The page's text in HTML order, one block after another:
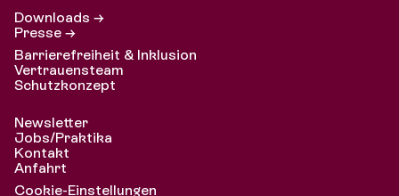
Downloads →
Presse →
Barrierefreiheit & Inklusion
Vertrauensteam
Schutzkonzept
Newsletter
Jobs/Praktika
Kontakt
Anfahrt
Cookie-Einstellungen